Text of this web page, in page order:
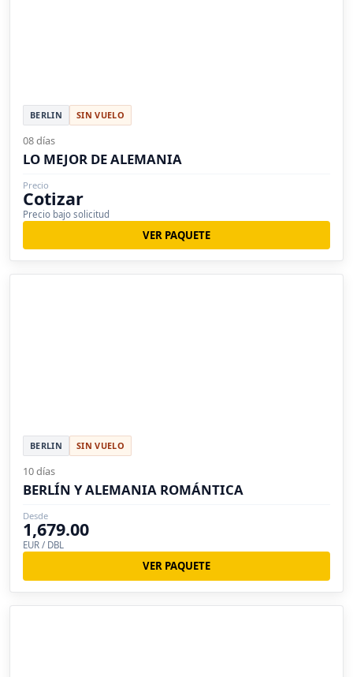
BERLIN SIN VUELO
08 días
LO MEJOR DE ALEMANIA
Precio
Cotizar
Precio bajo solicitud
VER PAQUETE
BERLIN SIN VUELO
10 días
BERLÍN Y ALEMANIA ROMÁNTICA
Desde
1,679.00
EUR / DBL
VER PAQUETE